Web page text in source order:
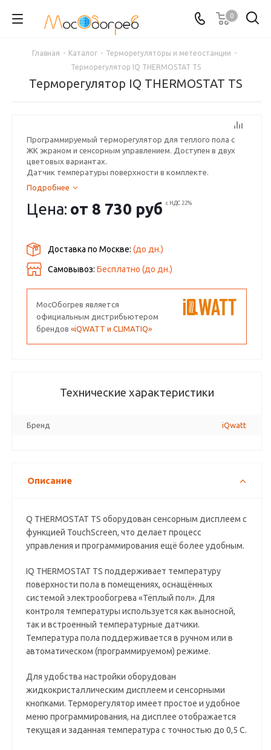
0
Главная - Каталог - Терморегуляторы и метеостанции -
Терморегулятор IQ THERMOSTAT TS
Терморегулятор IQ THERMOSTAT TS
Программируемый терморегулятор для теплого пола с
ЖК экраном и сенсорным управлением. Доступен в двух
цветовых вариантах.
Датчик температуры поверхности в комплекте.
Подробнее
Цена: от 8 730 руб с НДС 22%
Доставка по Москве:(до дн.)
Самовывоз:Бесплатно (до дн.)
МосОбогрев является
официальным дистрибьютером
брендов«iQWATT и CLIMATIQ»
Технические характеристики
Бренд iQwatt
Описание
Q THERMOSTAT TS оборудован сенсорным дисплеем с
функцией TouchScreen, что делает процесс
управления и программирования ещё более удобным.
IQ THERMOSTAT TS поддерживает температуру
поверхности пола в помещениях, оснащённых
системой электрообогрева «Тёплый пол». Для
контроля температуры используется как выносной,
так и встроенный температурные датчики.
Температура пола поддерживается в ручном или в
автоматическом (программируемом) режиме.
Для удобства настройки оборудован
жидкокристаллическим дисплеем и сенсорными
кнопками. Терморегулятор имеет простое и удобное
меню программирования, на дисплее отображается
текущая и заданная температура с точностью до 0,5 С.